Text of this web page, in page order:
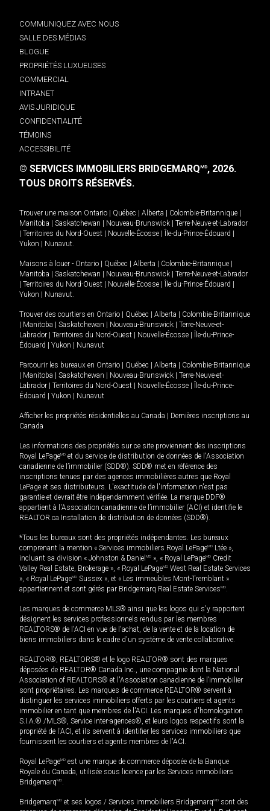
COMMUNIQUEZ AVEC NOUS
SALLE DES MÉDIAS
BLOGUE
PROPRIÉTÉS LUXUEUSES
COMMERCIAL
INTRANET
AVIS JURIDIQUE
CONFIDENTIALITÉ
TÉMOINS
ACCESSIBILITÉ
© SERVICES IMMOBILIERS BRIDGEMARQMD, 2026.
TOUS DROITS RÉSERVÉS.
Trouver une maison Ontario Québec Alberta Colombie-Britannique
Manitoba
Saskatchewan Nouveau-Brunswick
Terre-Neuve-et-Labrador
Territoires du Nord-Ouest Nouvelle-Écosse Île-du-Prince-Édouard
Yukon
Nunavut.
Maisons à louer - Ontario Québec Alberta Colombie-Britannique
Manitoba
Saskatchewan Nouveau-Brunswick
Terre-Neuve-et-Labrador
Territoires du Nord-Ouest Nouvelle-Écosse Île-du-Prince-Édouard
Yukon
Nunavut.
Trouver des courtiers en Ontario Québec Alberta
Colombie-Britannique
Manitoba Saskatchewan Nouveau-Brunswick
Terre-Neuve-et-
Labrador
Territoires du Nord-Ouest Nouvelle-Écosse
Île-du-Prince-
Édouard
Yukon Nunavut
Parcourir les bureaux en Ontario Québec Alberta
Colombie-Britannique
Manitoba Saskatchewan Nouveau-Brunswick
Terre-Neuve-et-
Labrador
Territoires du Nord-Ouest Nouvelle-Écosse
Île-du-Prince-
Édouard
Yukon Nunavut
Afficher les propriétés résidentielles au Canada
Dernières inscriptions au
Canada
Les informations des propriétés sur ce site proviennent des inscriptions
Royal LePageMD et du service de distribution de données de l'Association
canadienne de l’immobilier (SDD®). SDD® met en référence des
inscriptions tenues par des agences immobilières autres que Royal
LePage et ses distributeurs. L'exactitude de l'information n'est pas
garantie et devrait être indépendamment vérifiée. La marque DDF®
appartient à l'Association canadienne de l’immobilier (ACI) et identifie le
REALTOR.ca Installation de distribution de données (SDD®).
*Tous les bureaux sont des propriétés indépendantes. Les bureaux
comprenant la mention « Services immobiliers Royal LePageMD Ltée »,
incluant sa division « Johnston & Daniel MD », « Royal LePageMD Credit
Valley Real Estate, Brokerage », « Royal LePageMD West Real Estate Services
», « Royal LePageMD Sussex », et « Les immeubles Mont-Tremblant »
appartiennent et sont gérés par Bridgemarq Real Estate ServicesMD.
Les marques de commerce MLS® ainsi que les logos qui s'y rapportent
désignent les services professionnels rendus par les membres
REALTORS® de l'ACI en vue de l'achat, de la vente et de la location de
biens immobiliers dans le cadre d'un système de vente collaborative.
REALTOR®, REALTORS® et le logo REALTOR® sont des marques
déposées de REALTOR® Canada Inc., une compagnie dont la National
Association of REALTORS® et l'Association canadienne de l’immobilier
sont propriétaires. Les marques de commerce REALTOR® servent à
distinguer les services immobiliers offerts par les courtiers et agents
immobilier en tant que membres de l'ACI. Les marques d'homologation
S.I.A.® /MLS®, Service inter-agences®, et leurs logos respectifs sont la
propriété de l'ACI, et ils servent à identifier les services immobiliers que
fournissent les courtiers et agents membres de l'ACI.
Royal LePageMD est une marque de commerce déposée de la Banque
Royale du Canada, utilisée sous licence par les Services immobiliers
BridgemarqMD.
BridgemarqMD et ses logos / Services immobiliers BridgemarqMD sont des